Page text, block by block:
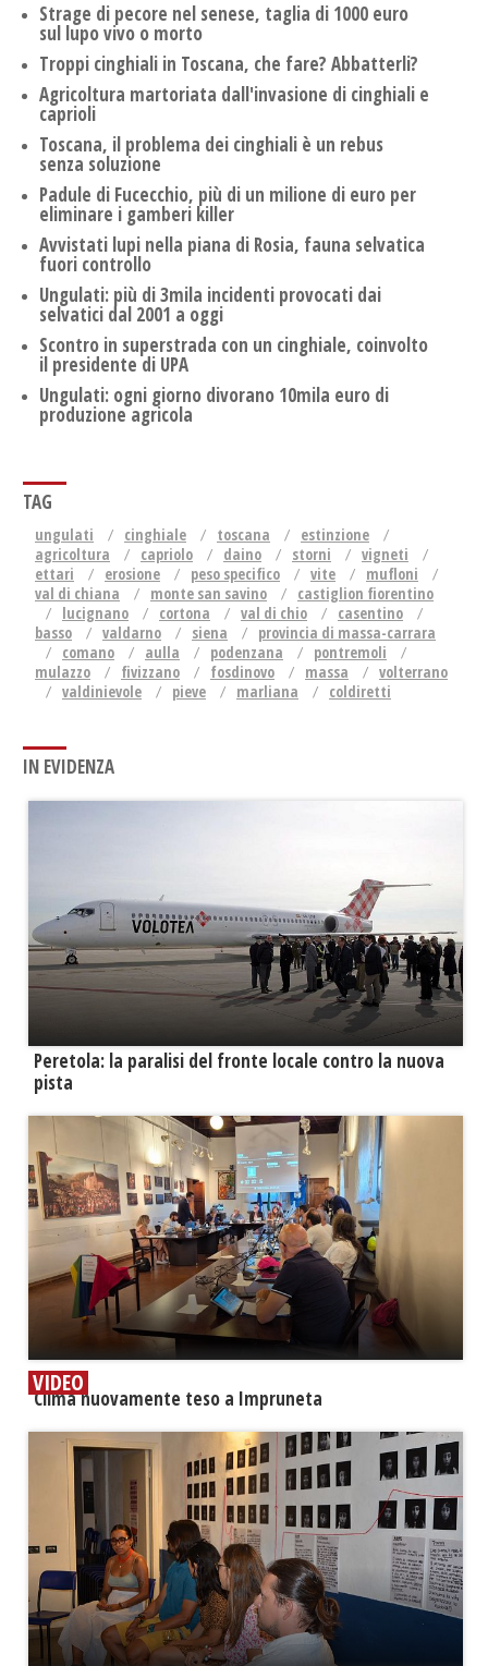
Strage di pecore nel senese, taglia di 1000 euro
sul lupo vivo o morto
Troppi cinghiali in Toscana, che fare? Abbatterli?
Agricoltura martoriata dall'invasione di cinghiali e
caprioli
Toscana, il problema dei cinghiali è un rebus
senza soluzione
Padule di Fucecchio, più di un milione di euro per
eliminare i gamberi killer
Avvistati lupi nella piana di Rosia, fauna selvatica
fuori controllo
Ungulati: più di 3mila incidenti provocati dai
selvatici dal 2001 a oggi
Scontro in superstrada con un cinghiale, coinvolto
il presidente di UPA
Ungulati: ogni giorno divorano 10mila euro di
produzione agricola
TAG
ungulati cinghiale toscana
estinzione
agricoltura
capriolo daino storni
vigneti
ettari
erosione peso specifico vite
mufloni
val di chiana
monte san savino
castiglion fiorentino
lucignano
cortona val di chio
casentino
basso
valdarno siena
provincia di massa-carrara
comano
aulla podenzana
pontremoli
mulazzo
fivizzano fosdinovo massa
volterrano
valdinievole
pieve marliana coldiretti
IN EVIDENZA
Peretola: la paralisi del fronte locale contro la nuova
pista
VIDEO
​Clima nuovamente teso a Impruneta